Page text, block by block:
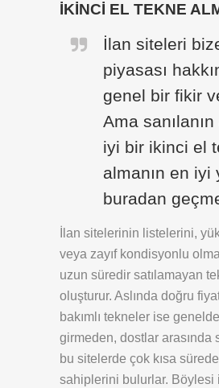
İKİNCİ EL TEKNE
İlan siteleri
piyasası
genel bir fikir
Ama
iyi bir ikinci el
almanın en iyi
buradan
İlan sitelerinin listelerini,
veya zayıf kondisyonlu
uzun süredir satılamayan
oluşturur. Aslında doğru
bakımlı tekneler ise
girmeden, dostlar arasında
bu sitelerde çok kısa
sahiplerini bulurlar. Böylesi